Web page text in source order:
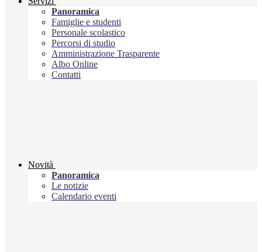
Panoramica
Famiglie e studenti
Personale scolastico
Percorsi di studio
Amministrazione Trasparente
Albo Online
Contatti
Novità
Panoramica
Le notizie
Calendario eventi